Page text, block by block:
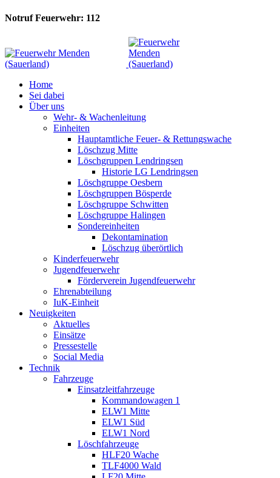
Notruf Feuerwehr: 112
Home
Sei dabei
Über uns
Wehr- & Wachenleitung
Einheiten
Hauptamtliche Feuer- & Rettungswache
Löschzug Mitte
Löschgruppen Lendringsen
Historie LG Lendringsen
Löschgruppe Oesbern
Löschgruppen Bösperde
Löschgruppe Schwitten
Löschgruppe Halingen
Sondereinheiten
Dekontamination
Löschzug überörtlich
Kinderfeuerwehr
Jugendfeuerwehr
Förderverein Jugendfeuerwehr
Ehrenabteilung
IuK-Einheit
Neuigkeiten
Aktuelles
Einsätze
Pressestelle
Social Media
Technik
Fahrzeuge
Einsatzleitfahrzeuge
Kommandowagen 1
ELW1 Mitte
ELW1 Süd
ELW1 Nord
Löschfahrzeuge
HLF20 Wache
TLF4000 Wald